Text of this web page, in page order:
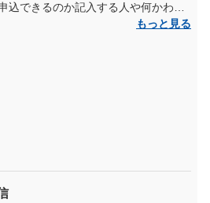
囲気、ドライブも含めて一日を通し
たちにとって何より嬉しいお言葉
皆様の思い出として積み重なって
たします。
皆様に楽しんでいただける場所で
まいります。
込できるのか記入する人や何かわか
並ぶのかわからず、スタッフも体験
ので、それぞれどこで待てば対応し
立てて区別して待たせるなど指示が
は、時間まで5分なのに、また外で待
したが、時間になったときも中へ来
らからロッカーを使用していいのか
確認させていただきました。
フの方は対応がよくハーネス装着時
写真を撮りたいときも、代わりに撮
もっと見る